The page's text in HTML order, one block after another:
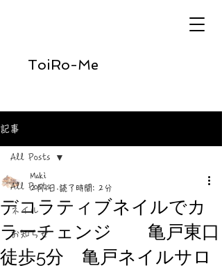
ToiRo-Me
記事
All Posts
ネイル
お知らせ
All Posts
デコラティブネイルでカ
ラーチェンジ 亀戸東口
徒歩5分 亀戸ネイルサロ
Maki
2月1日 読了時間: 2分